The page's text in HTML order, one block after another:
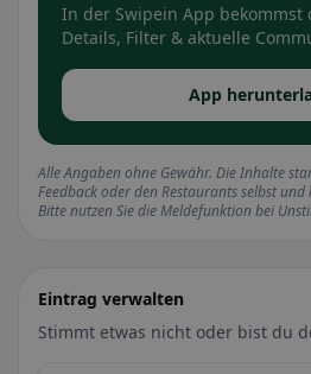
In der Swipein App bekommst
Details, Filter & aktuelle
App
Alle Angaben ohne Gewähr. Die Inhalte
Feedback oder den Restaurants selbst
Bitte nutzen Sie die Meldefunktion bei
Eintrag verwalten
Stimmt etwas nicht oder bist du